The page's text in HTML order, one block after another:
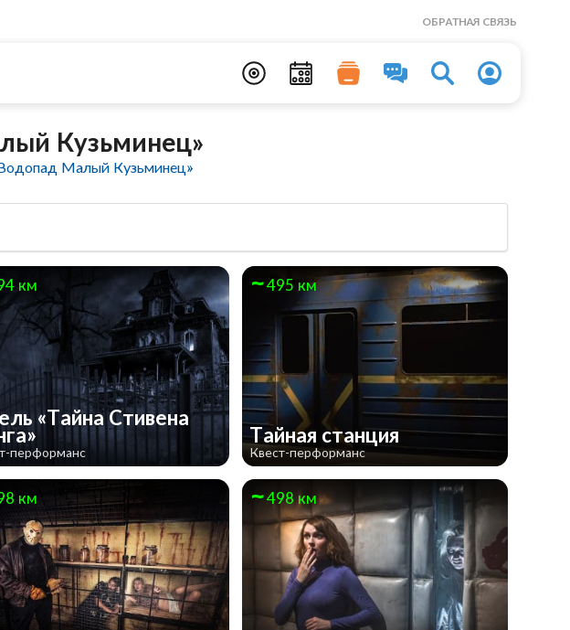
ОБРАТНАЯ СВЯЗЬ
Кузьминец»
Малый Кузьминец»
км
«Тайна Стивена
перформанс
495 км
Тайная станция
Квест-перформанс
км 498 км